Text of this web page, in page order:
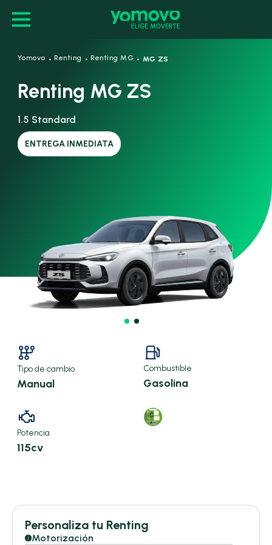
Yomovo · Renting · Renting MG · MG ZS
Renting MG ZS
1.5 Standard
ENTREGA INMEDIATA
Tipo de cambio
Manual
Combustible
Gasolina
Potencia
115cv
Personaliza tu Renting
i Motorización